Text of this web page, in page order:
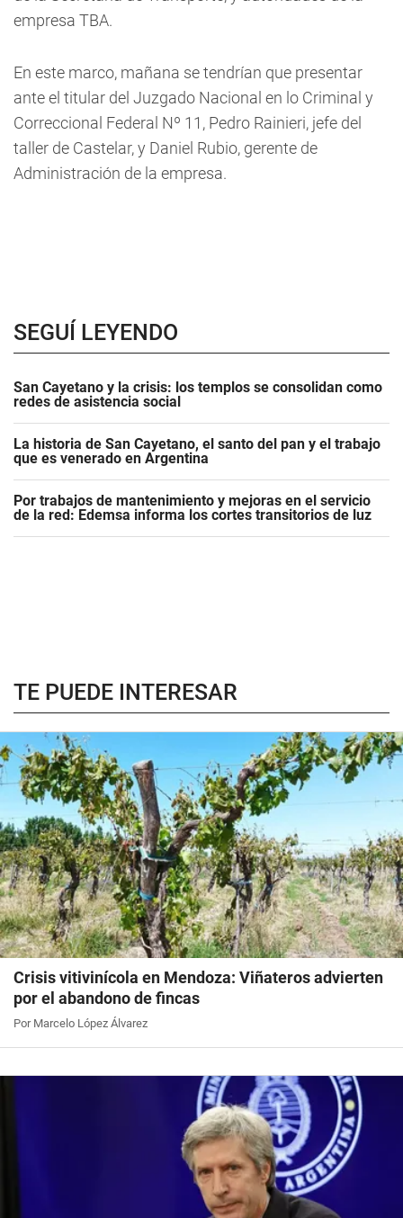
empresa TBA.
En este marco, mañana se tendrían que presentar
ante el titular del Juzgado Nacional en lo Criminal y
Correccional Federal Nº 11, Pedro Rainieri, jefe del
taller de Castelar, y Daniel Rubio, gerente de
Administración de la empresa.
SEGUÍ LEYENDO
San Cayetano y la crisis: los templos se consolidan como
redes de asistencia social
La historia de San Cayetano, el santo del pan y el trabajo
que es venerado en Argentina
Por trabajos de mantenimiento y mejoras en el servicio
de la red: Edemsa informa los cortes transitorios de luz
TE PUEDE INTERESAR
Crisis vitivinícola en Mendoza: Viñateros advierten
por el abandono de fincas
Por Marcelo López Álvarez